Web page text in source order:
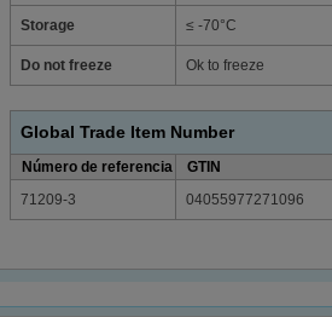
Storage ≤ -70°C
Do not freeze Ok to freeze
Global Trade Item Number
Número de referencia
GTIN
71209-3
04055977271096